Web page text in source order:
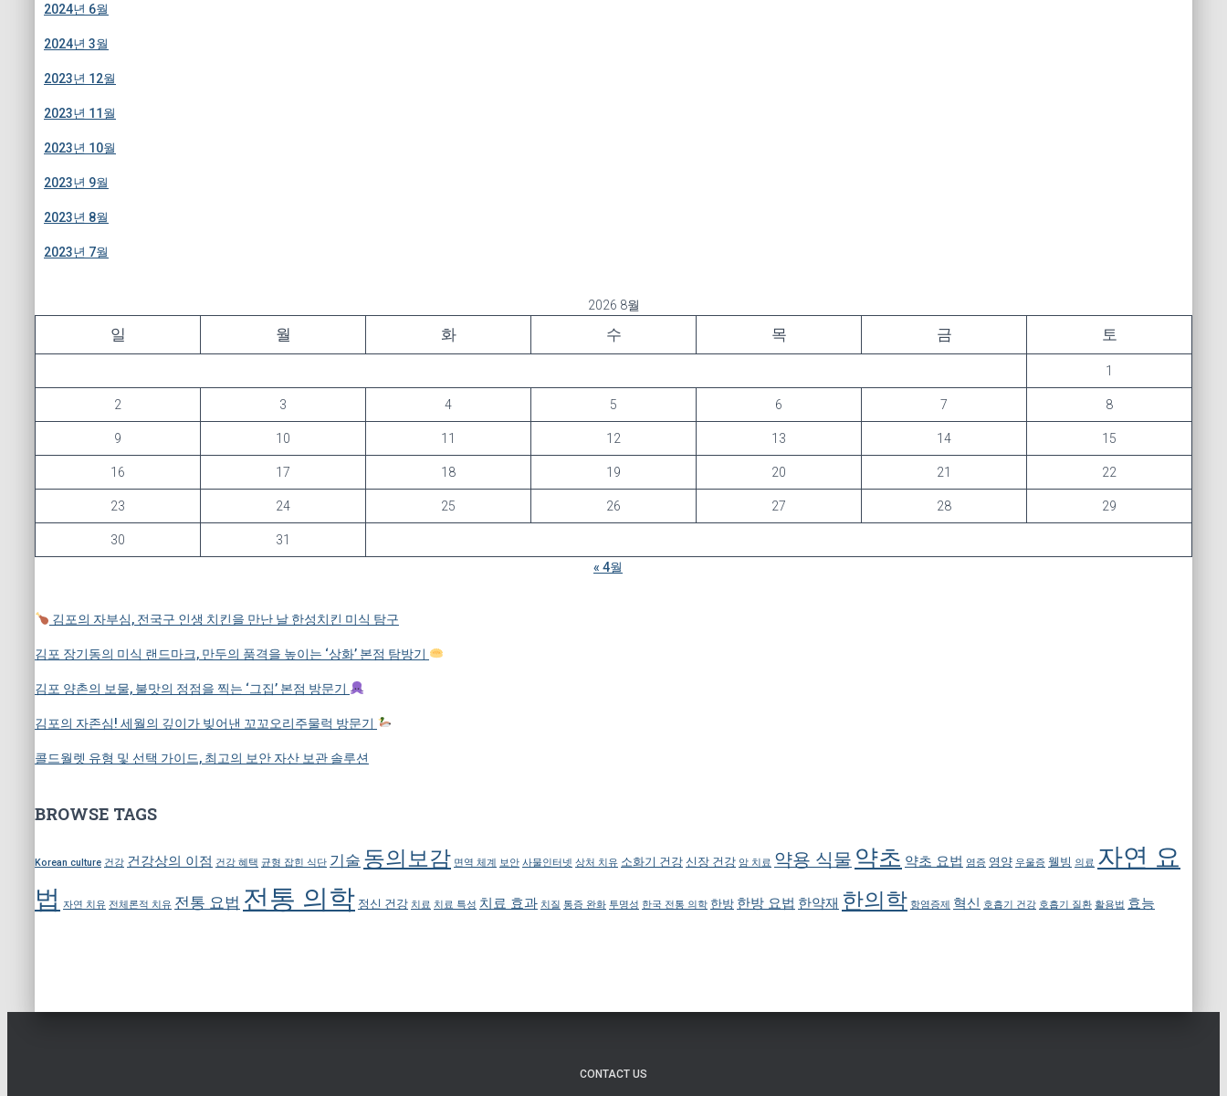
2024년 6월
2024년 3월
2023년 12월
2023년 11월
2023년 10월
2023년 9월
2023년 8월
2023년 7월
2026 8월
일 월 화 수 목 금 토
1
2 3 4 5 6 7 8
9 10 11 12 13 14 15
16 17 18 19 20 21 22
23 24 25 26 27 28 29
30
31
« 4월
김포의 자부심, 전국구 인생 치킨을 만난 날 한성치킨 미식 탐구
김포 장기동의 미식 랜드마크, 만두의 품격을 높이는 ‘상화’ 본점 탐방기
김포 양촌의 보물, 불맛의 정점을 찍는 ‘그집’ 본점 방문기
김포의 자존심! 세월의 깊이가 빚어낸 꼬꼬오리주물럭 방문기
콜드월렛 유형 및 선택 가이드, 최고의 보안 자산 보관 솔루션
BROWSE TAGS
Korean culture 건강 건강상의 이점 건강 혜택 균형 잡힌 식단 기술 동의보감 면역 체계 보안 사물인터넷 상처 치유 소화기 건강 신장 건강 암 치료 약용 식물 약초 약초 요법 염증 영양 우울증 웰빙 의료 자연 요
법
자연 치유 전체론적 치유 전통 요법 전통 의학 정신 건강 치료 치료 특성 치료 효과 치질 통증 완화 투명성 한국 전통 의학 한방 한방 요법 한약재 한의학 항염증제 혁신 호흡기 건강 호흡기 질환 활용법 효능
CONTACT US